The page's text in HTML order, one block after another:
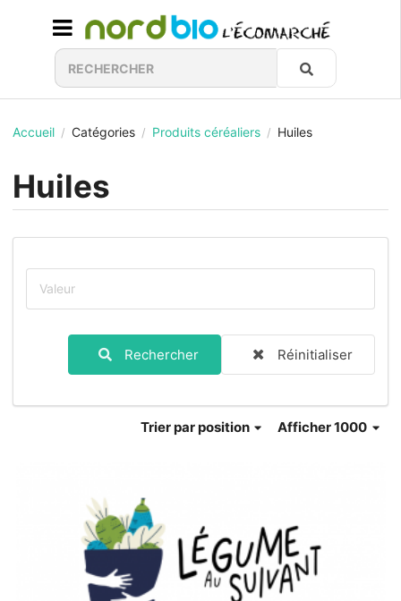
Accueil / Catégories / Produits céréaliers / Huiles
Huiles
Rechercher Réinitialiser
Afficher 1000
Trierpar position